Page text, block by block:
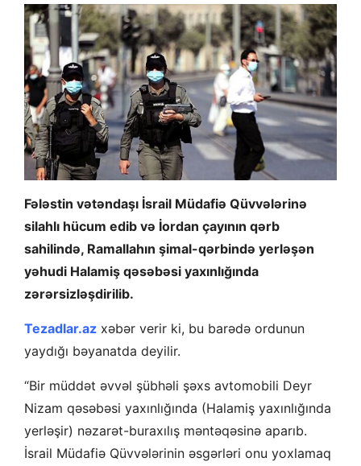
Fələstin vətəndaşı İsrail Müdafiə Qüvvələrinə
silahlı hücum edib və İordan çayının qərb
sahilində, Ramallahın şimal-qərbində yerləşən
yəhudi Halamiş qəsəbəsi yaxınlığında
zərərsizləşdirilib.
Tezadlar.az xəbər verir ki, bu barədə ordunun
yaydığı bəyanatda deyilir.
“Bir müddət əvvəl şübhəli şəxs avtomobili Deyr
Nizam qəsəbəsi yaxınlığında (Halamiş yaxınlığında
yerləşir) nəzarət-buraxılış məntəqəsinə aparıb.
İsrail Müdafiə Qüvvələrinin əsgərləri onu yoxlamaq